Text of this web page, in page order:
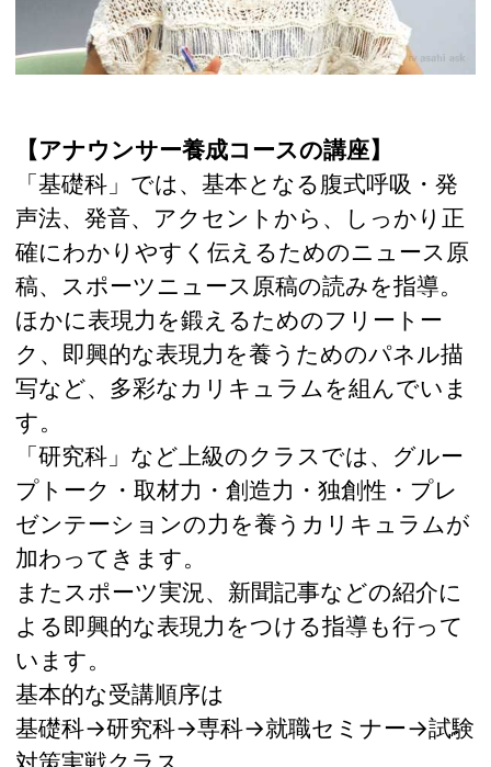
【アナウンサー養成コースの講座】
「基礎科」では、基本となる腹式呼吸・発
声法、発音、アクセントから、しっかり正
確にわかりやすく伝えるためのニュース原
稿、スポーツニュース原稿の読みを指導。
ほかに表現力を鍛えるためのフリートー
ク、即興的な表現力を養うためのパネル描
写など、多彩なカリキュラムを組んでいま
す。
「研究科」など上級のクラスでは、グルー
プトーク・取材力・創造力・独創性・プレ
ゼンテーションの力を養うカリキュラムが
加わってきます。
またスポーツ実況、新聞記事などの紹介に
よる即興的な表現力をつける指導も行って
います。
基本的な受講順序は
基礎科→研究科→専科→就職セミナー→試験
対策実戦クラス